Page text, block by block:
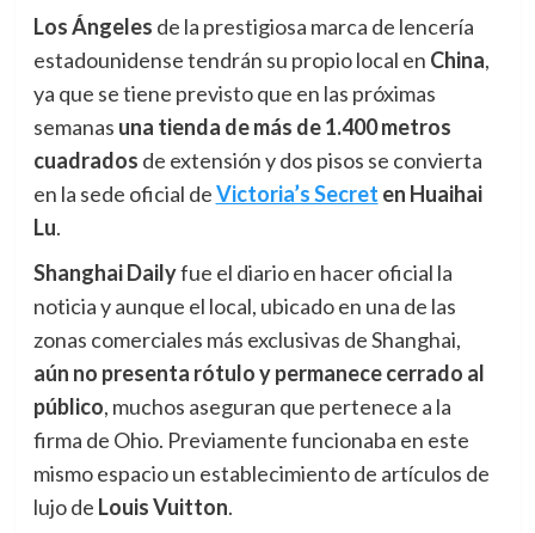
Los Ángeles de la prestigiosa marca de lencería
estadounidense tendrán su propio local en China,
ya que se tiene previsto que en las próximas
semanas una tienda de más de 1.400 metros
cuadrados de extensión y dos pisos se convierta
en la sede oficial deVictoria’s Secret en Huaihai
Lu.
Shanghai Dailyfue el diario en hacer oficial la
noticia y aunque el local, ubicado en una de las
zonas comerciales más exclusivas de Shanghai,
aún no presenta rótulo y permanece cerrado al
público, muchos aseguran que pertenece a la
firma de Ohio. Previamente funcionaba en este
mismo espacio un establecimiento de artículos de
lujo de Louis Vuitton.